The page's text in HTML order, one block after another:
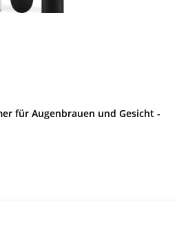
für Augenbrauen und Gesicht -